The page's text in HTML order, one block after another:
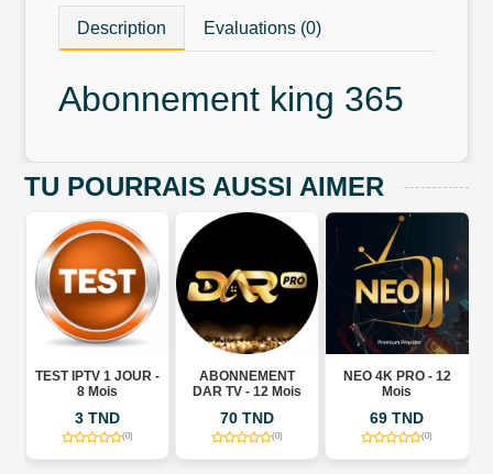
Description Evaluations (0)
Abonnement king 365
TU POURRAIS AUSSI AIMER
TEST IPTV 1 JOUR -
8 Mois
3 TND
(0)
ABONNEMENT
DAR TV - 12 Mois
70 TND
(0)
NEO 4K PRO - 12
69 TND
(0)